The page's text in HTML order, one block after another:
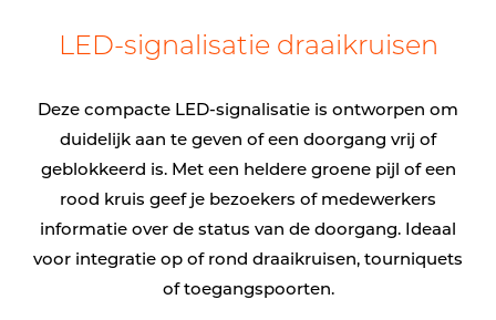
LED-signalisatie draaikruisen
Deze compacte LED-signalisatie is ontworpen om
duidelijk aan te geven of een doorgang vrij of
geblokkeerd is. Met een heldere groene pijl of een
rood kruis geef je bezoekers of medewerkers
informatie over de status van de doorgang. Ideaal
voor integratie op of rond draaikruisen, tourniquets
of toegangspoorten.